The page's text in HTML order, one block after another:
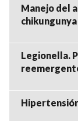
Manejo del
chikungunya
Legionella.